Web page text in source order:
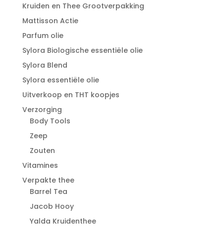
Kruiden en Thee Grootverpakking
Mattisson Actie
Parfum olie
Sylora Biologische essentiële olie
Sylora Blend
Sylora essentiële olie
Uitverkoop en THT koopjes
Verzorging
Body Tools
Zeep
Zouten
Vitamines
Verpakte thee
Barrel Tea
Jacob Hooy
Yalda Kruidenthee